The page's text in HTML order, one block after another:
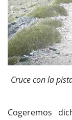
Cruce con la
Cogeremos